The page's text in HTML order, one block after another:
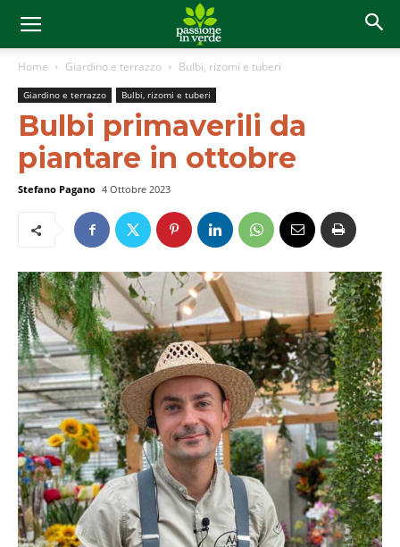
Home Giardino e terrazzo Bulbi, rizomi e tuberi
Giardino e terrazzo Bulbi, rizomi e tuberi
Bulbi primaverili da
piantare in ottobre
Stefano Pagano 4 Ottobre 2023